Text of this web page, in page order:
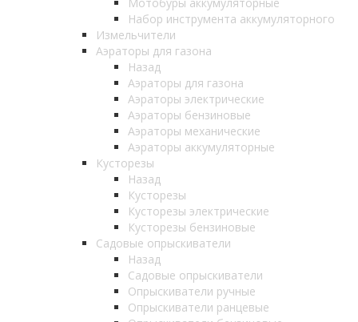
Набор инструмента аккумуляторного
Измельчители
Аэраторы для газона
Назад
Аэраторы для газона
Аэраторы электрические
Аэраторы бензиновые
Аэраторы механические
Аэраторы аккумуляторные
Кусторезы
Назад
Кусторезы
Кусторезы электрические
Кусторезы бензиновые
Садовые опрыскиватели
Назад
Садовые опрыскиватели
Опрыскиватели ручные
Опрыскиватели ранцевые